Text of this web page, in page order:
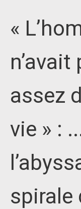
«
n’avait
assez
vie » :
spirale